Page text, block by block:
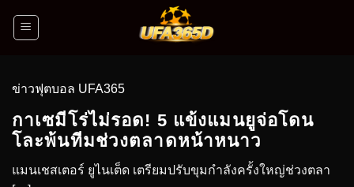
ข่าวฟุตบอล UFA365
กาเซมีโร่ไม่รอด! 5 แข้งแมนยูจ่อโดน
โละพ้นทีมช่วงตลาดหน้าหนาว
แมนเชสเตอร์ ยูไนเต็ด เตรียมปรับขุมกำลังครั้งใหญ่ช่วงตลา